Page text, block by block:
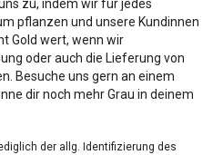
zu, indem wir für jedes
pflanzen und unsere Kundinnen
Gold wert, wenn wir
oder auch die Lieferung von
Besuche uns gern an einem
dir noch mehr Grau in deinem
der allg. Identifizierung des